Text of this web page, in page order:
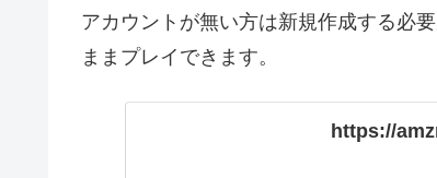
アカウントが無い方は新規作成する必
ままプレイできます。
https://